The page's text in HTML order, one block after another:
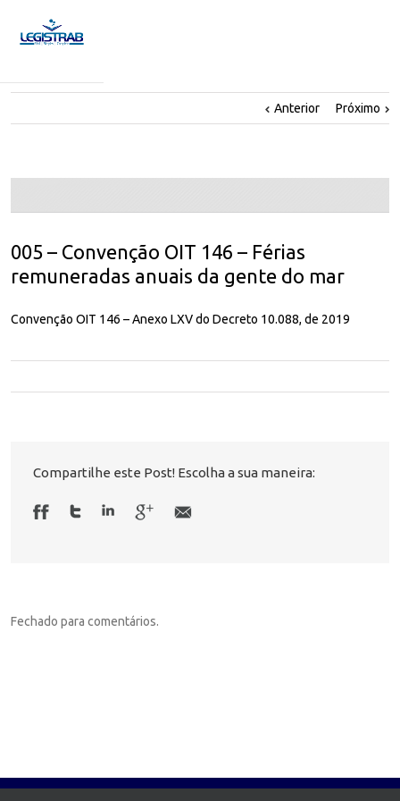
Anterior Próximo
005 – Convenção OIT 146 – Férias
remuneradas anuais da gente do mar
Convenção OIT 146 – Anexo LXV do Decreto 10.088, de 2019
Compartilhe este Post! Escolha a sua maneira:
Fechado para comentários.